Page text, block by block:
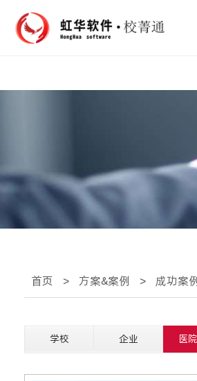
首页 > 方案&案例 > 成功案
学校 企业 医